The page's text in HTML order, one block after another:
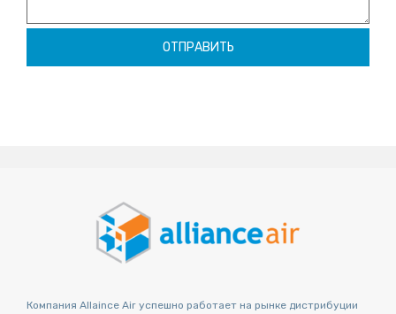
Компания Allaince Air успешно работает на рынке дистрибуции